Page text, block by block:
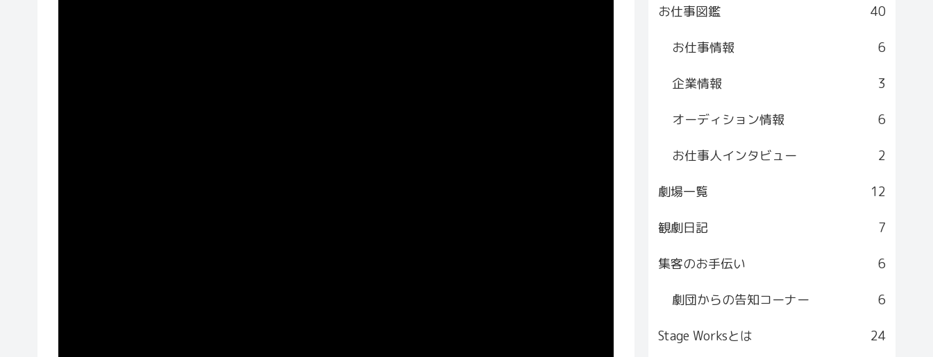
お仕事図鑑 40
お仕事情報 6
企業情報 3
オーディション情報 6
お仕事人インタビュー 2
劇場一覧 12
観劇日記 7
集客のお手伝い 6
劇団からの告知コーナー 6
Stage Worksとは 24